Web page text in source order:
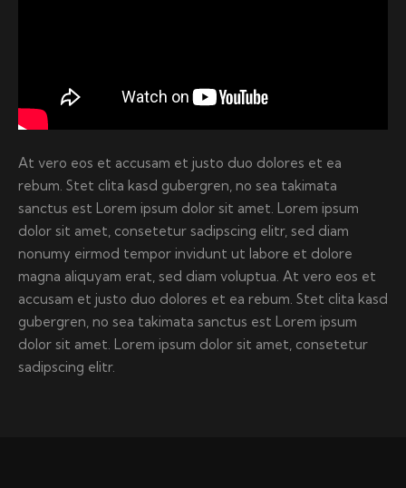
At vero eos et accusam et justo duo dolores et ea
rebum. Stet clita kasd gubergren, no sea takimata
sanctus est Lorem ipsum dolor sit amet. Lorem ipsum
dolor sit amet, consetetur sadipscing elitr, sed diam
nonumy eirmod tempor invidunt ut labore et dolore
magna aliquyam erat, sed diam voluptua. At vero eos et
accusam et justo duo dolores et ea rebum. Stet clita kasd
gubergren, no sea takimata sanctus est Lorem ipsum
dolor sit amet. Lorem ipsum dolor sit amet, consetetur
sadipscing elitr.